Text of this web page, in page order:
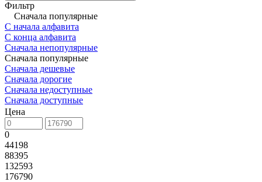
Фильтр
Сначала популярные
С начала алфавита
С конца алфавита
Сначала непопулярные
Сначала популярные
Сначала дешевые
Сначала дорогие
Сначала недоступные
Сначала доступные
Цена
0
44198
88395
132593
176790